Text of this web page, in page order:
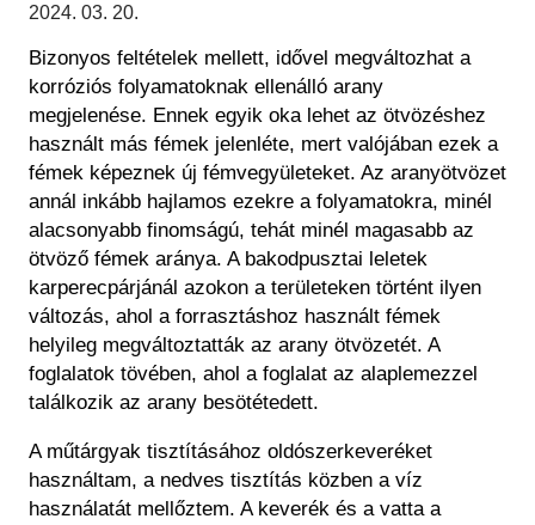
Régészet
Felnőttképzés
Közérdekű adatok
Történeti Fényképtár
Éremtár
Adattár
Központi Könyvtár
2024. 03. 20.
Bizonyos feltételek mellett, idővel megváltozhat a
korróziós folyamatoknak ellenálló arany
megjelenése. Ennek egyik oka lehet az ötvözéshez
használt más fémek jelenléte, mert valójában ezek a
fémek képeznek új fémvegyületeket. Az aranyötvözet
annál inkább hajlamos ezekre a folyamatokra, minél
alacsonyabb finomságú, tehát minél magasabb az
ötvöző fémek aránya. A bakodpusztai leletek
karperecpárjánál azokon a területeken történt ilyen
változás, ahol a forrasztáshoz használt fémek
helyileg megváltoztatták az arany ötvözetét. A
foglalatok tövében, ahol a foglalat az alaplemezzel
találkozik az arany besötétedett.
A műtárgyak tisztításához oldószerkeveréket
használtam, a nedves tisztítás közben a víz
használatát mellőztem. A keverék és a vatta a